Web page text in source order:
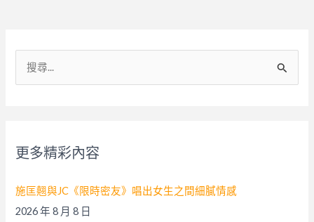
:
更多精彩內容
施匡翹與JC《限時密友》唱出女生之間細膩情感
2026 年 8 月 8 日